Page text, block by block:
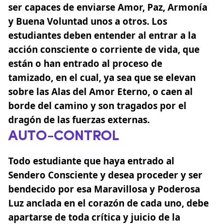
ser capaces de enviarse Amor, Paz, Armonía
y Buena Voluntad unos a otros. Los
estudiantes deben entender al entrar a la
acción consciente o corriente de vida, que
están o han entrado al proceso de
tamizado, en el cual, ya sea que se elevan
sobre las Alas del Amor Eterno, o caen al
borde del camino y son tragados por el
dragón de las fuerzas externas.
AUTO-CONTROL
Todo estudiante que haya entrado al
Sendero Consciente y desea proceder y ser
bendecido por esa Maravillosa y Poderosa
Luz anclada en el corazón de cada uno, debe
apartarse de toda crítica y juicio de la